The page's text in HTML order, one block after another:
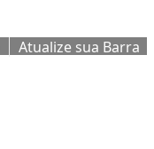
Atualize sua Barra